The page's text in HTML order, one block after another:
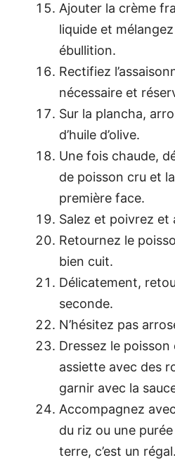
Ajouter la crème
liquide et
ébullition.
Rectifiez
nécessaire et
Sur la plancha,
d’huile d’olive.
Une fois chaude,
de poisson cru et
première face.
Salez et poivrez et
Retournez le
bien cuit.
Délicatement,
seconde.
N’hésitez pas
Dressez le
assiette avec des
garnir avec la
Accompagnez
du riz ou une
terre, c’est un régal.